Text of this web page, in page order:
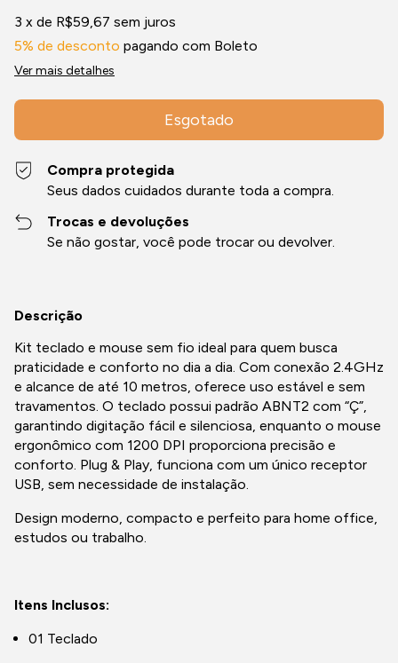
3 x de R$59,67 sem juros
5% de desconto pagando com Boleto
Ver mais detalhes
Compra protegida
Seus dados cuidados durante toda a compra.
Trocas e devoluções
Se não gostar, você pode trocar ou devolver.
Descrição
Kit teclado e mouse sem fio ideal para quem busca
praticidade e conforto no dia a dia. Com conexão 2.4GHz
e alcance de até 10 metros, oferece uso estável e sem
travamentos. O teclado possui padrão ABNT2 com “Ç”,
garantindo digitação fácil e silenciosa, enquanto o mouse
ergonômico com 1200 DPI proporciona precisão e
conforto. Plug & Play, funciona com um único receptor
USB, sem necessidade de instalação.
Design moderno, compacto e perfeito para home office,
estudos ou trabalho.
Itens Inclusos:
01 Teclado